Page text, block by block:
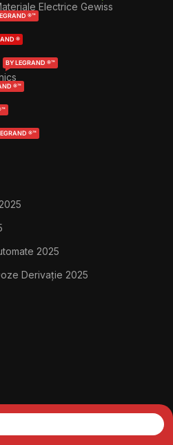
Electrice Gewiss
®™
®
BY LEGRAND ®™
®™
®™
2025
Derivație 2025